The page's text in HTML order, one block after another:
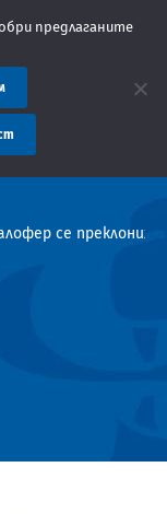
заплащането на
се
предлаганите